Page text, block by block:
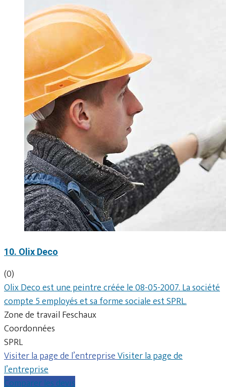
10. Olix Deco
(0)
Olix Deco est une peintre créée le 08-05-2007. La société
compte 5 employés et sa forme sociale est SPRL.
Zone de travail Feschaux
Coordonnées
SPRL
Visiter la page de l’entrepriseVisiter la page de
l’entreprise
Comparer les devis